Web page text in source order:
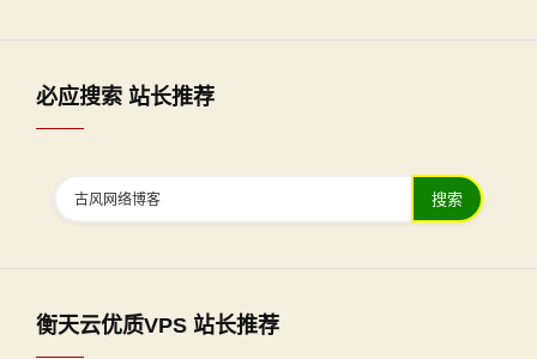
必应搜索 站长推荐
搜索
衡天云优质VPS 站长推荐